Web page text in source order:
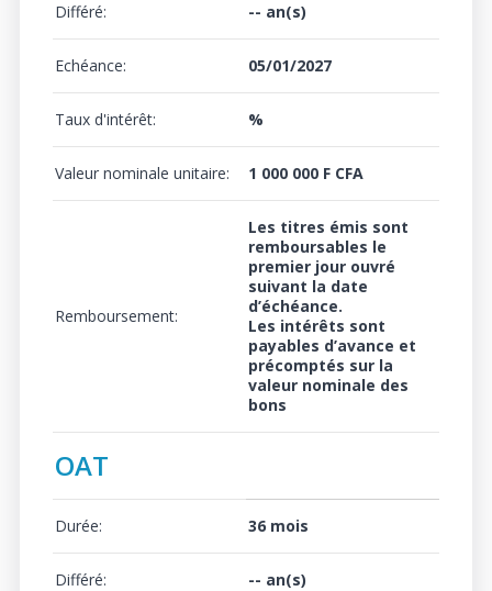
Différé: -- an(s)
Echéance: 05/01/2027
Taux d'intérêt: %
Valeur nominale unitaire: 1 000 000 F CFA
Remboursement:
Les titres émis sont
remboursables le
premier jour ouvré
suivant la date
d’échéance.
Les intérêts sont
payables d’avance et
précomptés sur la
valeur nominale des
bons
OAT
Durée: 36 mois
Différé: -- an(s)